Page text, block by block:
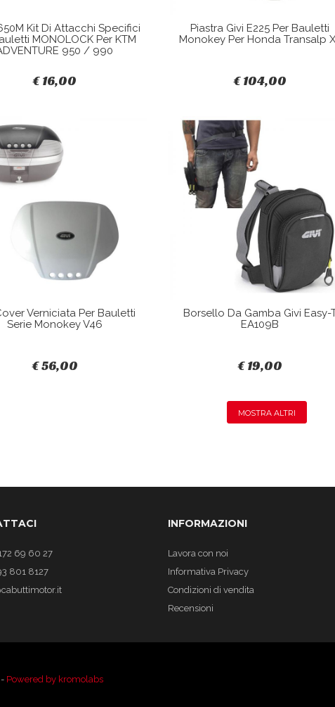
Kit Di Attacchi Specifici
MONOLOCK Per KTM
950 / 990
€ 16,00
Piastra Givi E225 Per Bauletti
Monokey Per Honda Transalp
€ 104,00
Verniciata Per Bauletti
Serie Monokey V46
€ 56,00
Borsello Da Gamba Givi Easy-
EA109B
€ 19,00
MOSTRA ALTRI
69 60 27
801 8127
INFORMAZIONI
Lavora con noi
Informativa Privacy
Condizioni di vendita
Recensioni
Powered by kromolabs